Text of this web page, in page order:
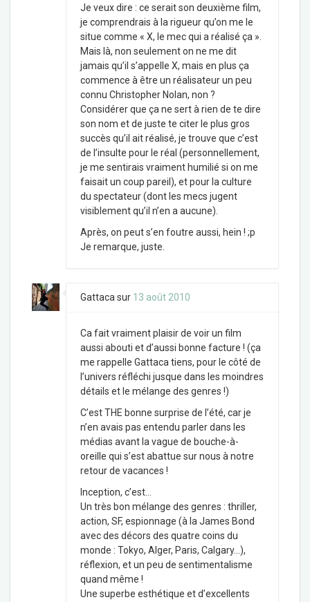
Je veux dire : ce serait son deuxième film,
je comprendrais à la rigueur qu’on me le
situe comme « X, le mec qui a réalisé ça ».
Mais là, non seulement on ne me dit
jamais qu’il s’appelle X, mais en plus ça
commence à être un réalisateur un peu
connu Christopher Nolan, non ?
Considérer que ça ne sert à rien de te dire
son nom et de juste te citer le plus gros
succès qu’il ait réalisé, je trouve que c’est
de l’insulte pour le réal (personnellement,
je me sentirais vraiment humilié si on me
faisait un coup pareil), et pour la culture
du spectateur (dont les mecs jugent
visiblement qu’il n’en a aucune).
Après, on peut s’en foutre aussi, hein ! ;p
Je remarque, juste.
Gattaca sur 13 août 2010
Ca fait vraiment plaisir de voir un film
aussi abouti et d’aussi bonne facture ! (ça
me rappelle Gattaca tiens, pour le côté de
l’univers réfléchi jusque dans les moindres
détails et le mélange des genres !)
C’est THE bonne surprise de l’été, car je
n’en avais pas entendu parler dans les
médias avant la vague de bouche-à-
oreille qui s’est abattue sur nous à notre
retour de vacances !
Inception, c’est…
Un très bon mélange des genres : thriller,
action, SF, espionnage (à la James Bond
avec des décors des quatre coins du
monde : Tokyo, Alger, Paris, Calgary…),
réflexion, et un peu de sentimentalisme
quand même !
Une superbe esthétique et d’excellents